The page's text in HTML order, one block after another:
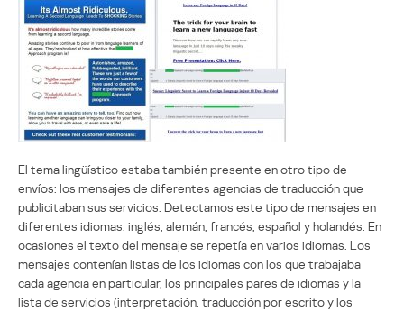
El tema lingüístico estaba también presente en otro tipo de
envíos: los mensajes de diferentes agencias de traducción que
publicitaban sus servicios. Detectamos este tipo de mensajes en
diferentes idiomas: inglés, alemán, francés, español y holandés. En
ocasiones el texto del mensaje se repetía en varios idiomas. Los
mensajes contenían listas de los idiomas con los que trabajaba
cada agencia en particular, los principales pares de idiomas y la
lista de servicios (interpretación, traducción por escrito y los